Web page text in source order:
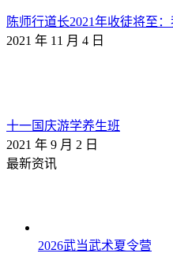
陈师行道长2021年收徒将至
2021 年 11 月 4 日
十一国庆游学养生班
2021 年 9 月 2 日
最新资讯
2026武当武术夏令营